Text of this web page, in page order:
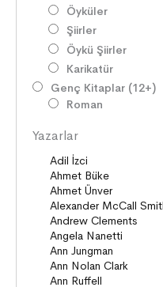
Öyküler
Şiirler
Öykü Şiirler
Karikatür
Genç Kitaplar (12+)
Roman
Öyküler
Şiirler
Deneme
Anlatı
Seçki
Köprü Kitaplar (10+)
Roman
Öyküler
Yazarlar